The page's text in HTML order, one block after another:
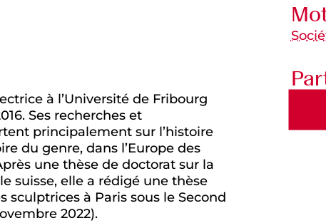
à l’Université de Fribourg
Ses recherches et
principalement sur l’histoire
du genre, dans l’Europe des
une thèse de doctorat sur la
suisse, elle a rédigé une thèse
sculptrices à Paris sous le Second
2022).